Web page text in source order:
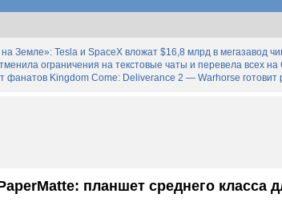
Земле»: Tesla и SpaceX вложат $16,8 млрд в мегазавод
ограничения на текстовые чаты и перевела всех на
фанатов Kingdom Come: Deliverance 2 — Warhorse готовит
планшет среднего класса